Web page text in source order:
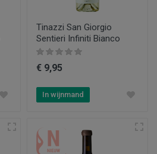
Tinazzi San Giorgio
Sentieri Infiniti Bianco
€ 9,95
In wijnmand